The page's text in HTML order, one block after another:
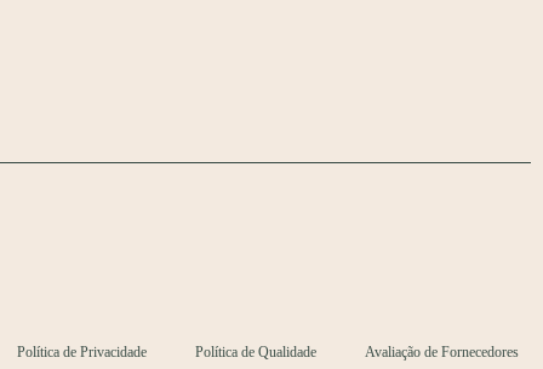
Política de Privacidade Política de Qualidade Avaliação de Fornecedores